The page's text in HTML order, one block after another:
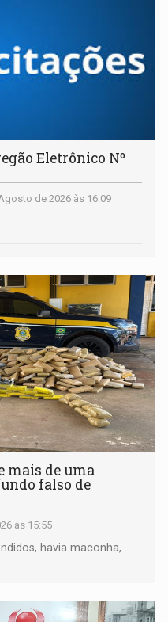
Eletrônico Nº
de 2026 às 16:09
mais de uma
falso de
às 15:55
havia maconha,